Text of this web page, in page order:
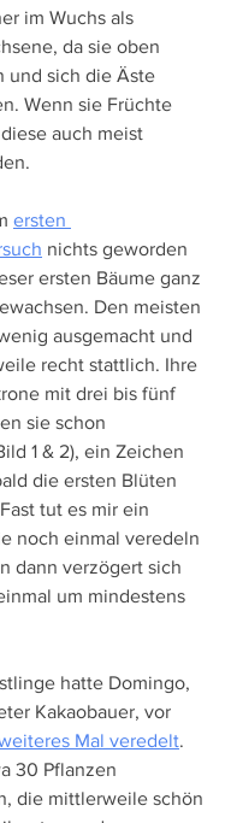
im Wuchs als
da sie oben
und sich die Äste
Wenn sie Früchte
auch meist
ersten
nichts geworden
ersten Bäume ganz
Den meisten
ausgemacht und
recht stattlich. Ihre
mit drei bis fünf
sie schon
1 & 2), ein Zeichen
die ersten Blüten
tut es mir ein
noch einmal veredeln
dann verzögert sich
um mindestens
hatte Domingo,
Kakaobauer, vor
Mal veredelt.
30 Pflanzen
die mittlerweile schön